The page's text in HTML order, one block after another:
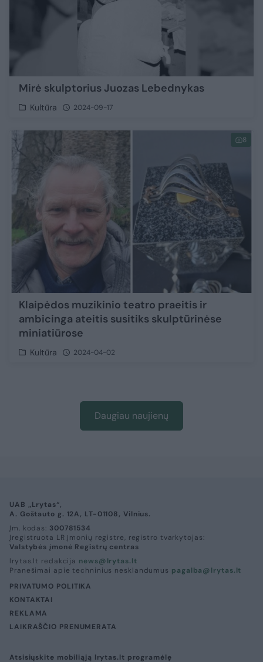
Mirė skulptorius Juozas Lebednykas
Kultūra 2024-09-17
8
Klaipėdos muzikinio teatro praeitis ir
ambicinga ateitis susitiks skulptūrinėse
miniatiūrose
Kultūra 2024-04-02
Daugiau naujienų
UAB „Lrytas“,
A. Goštauto g. 12A, LT-01108, Vilnius.
Įm. kodas: 300781534
Įregistruota LR įmonių registre, registro tvarkytojas:
Valstybės įmonė Registrų centras
lrytas.lt redakcija news@lrytas.lt
Pranešimai apie techninius nesklandumus pagalba@lrytas.lt
PRIVATUMO POLITIKA
KONTAKTAI
REKLAMA
LAIKRAŠČIO PRENUMERATA
Atsisiųskite mobiliąją lrytas.lt programėlę